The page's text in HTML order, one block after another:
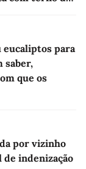
eucaliptos para
saber,
que os
por vizinho
de indenização